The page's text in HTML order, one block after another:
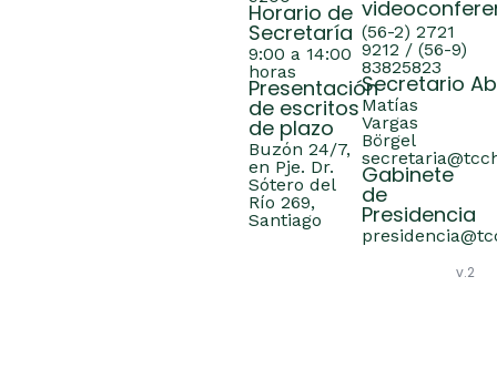
Horario de
Secretaría
9:00 a 14:00
horas
Presentación
de escritos
de plazo
Buzón 24/7,
en Pje. Dr.
Sótero del
Río 269,
Santiago
(56-2) 2721
9212 / (56-9)
83825823
Secretario
Matías
Vargas
Börgel
Gabinete
de
Presidencia
v.2